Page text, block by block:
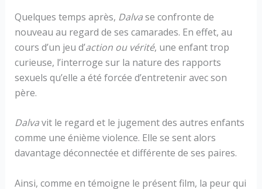
Quelques temps après, Dalvase confronte de
nouveau au regard de ses camarades. En effet, au
cours d’un jeu d’action ou vérité, une enfant trop
curieuse, l’interroge sur la nature des rapports
sexuels qu’elle a été forcée d’entretenir avec son
père.
Dalvavit le regard et le jugement des autres enfants
comme une énième violence. Elle se sent alors
davantage déconnectée et différente de ses paires.
Ainsi, comme en témoigne le présent film, la peur qui